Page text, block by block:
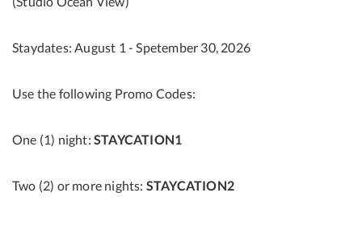
Staydates: August 1 - Spetember 30, 2026
Use the following Promo Codes:
One (1) night: STAYCATION1
Two (2) or more nights: STAYCATION2